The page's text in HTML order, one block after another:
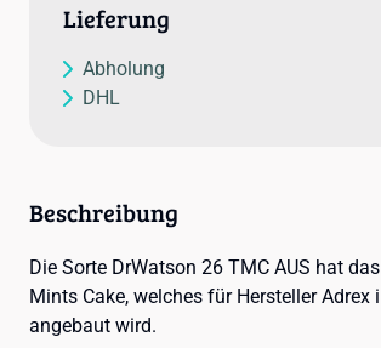
Lieferung
Abholung
DHL
Beschreibung
Die Sorte DrWatson 26 TMC AUS hat
Mints Cake, welches für Hersteller Adrex
angebaut wird.